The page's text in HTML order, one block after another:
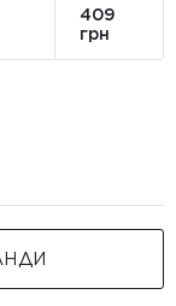
409
грн